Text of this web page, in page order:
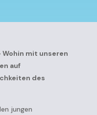
mit unseren
auf
des
jungen